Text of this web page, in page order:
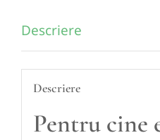
și
ghid
terapeutic
Descriere
Descriere
Pentru cine